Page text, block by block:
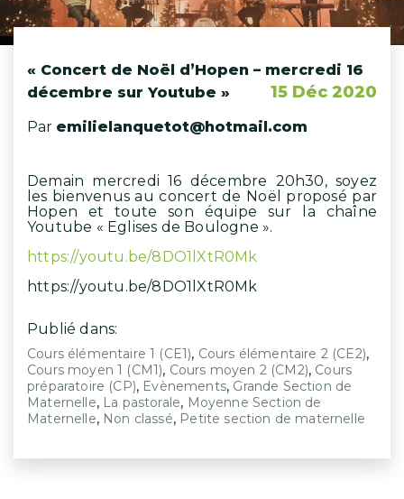
« Concert de Noël d’Hopen – mercredi 16
décembre sur Youtube »
15 Déc 2020
Par emilielanquetot@hotmail.com
Demain mercredi 16 décembre 20h30, soyez
les bienvenus au concert de Noël proposé par
Hopen et toute son équipe sur la chaîne
Youtube « Eglises de Boulogne ».
https://youtu.be/8DO1lXtR0Mk
https://youtu.be/8DO1lXtR0Mk
Publié dans:
Cours élémentaire 1 (CE1), Cours élémentaire 2 (CE2),
Cours moyen 1 (CM1), Cours moyen 2 (CM2), Cours
préparatoire (CP), Evènements, Grande Section de
Maternelle, La pastorale, Moyenne Section de
Maternelle, Non classé, Petite section de maternelle